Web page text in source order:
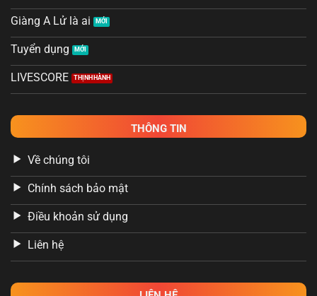
Giàng A Lử là ai
Tuyển dụng
LIVESCORE
THÔNG TIN
Về chúng tôi
Chính sách bảo mật
Điều khoản sử dụng
Liên hệ